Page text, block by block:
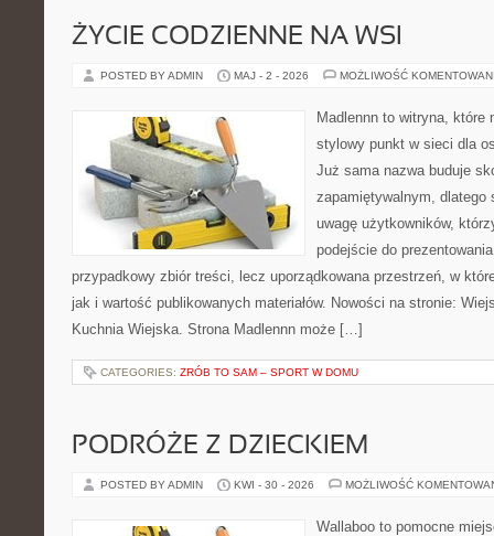
ŻYCIE CODZIENNE NA WSI
POSTED BY ADMIN MAJ - 2 - 2026 MOŻLIWOŚĆ
Madlennn to witryna, które
stylowy punkt w sieci dla
Już sama nazwa buduje
zapamiętywalnym, dlatego
uwagę użytkowników,
podejście do
przypadkowy zbiór treści, lecz uporządkowana przestrzeń, w
jak i wartość publikowanych materiałów. Nowości na stronie:
Kuchnia Wiejska. Strona Madlennn może […]
CATEGORIES: ZRÓB TO SAM – SPORT W DOMU
PODRÓŻE Z DZIECKIEM
POSTED BY ADMIN KWI - 30 - 2026 MOŻLIWOŚĆ
Wallaboo to pomocne